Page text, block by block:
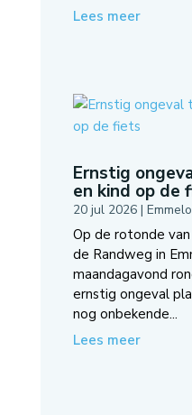
Lees meer
Ernstig
en kind op de
20 jul 2026|
Op de rotonde
de Randweg in
maandagavond
ernstig ongeval
nog onbekende...
Lees meer